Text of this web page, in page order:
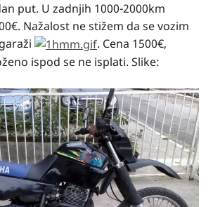
put. U zadnjih 1000-2000km
Nažalost ne stižem da se vozim
. Cena 1500€,
ispod se ne isplati. Slike: